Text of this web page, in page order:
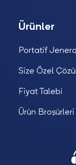
Ürünler
Portatif
Size Özel
Fiyat Talebi
Ürün Broşürleri